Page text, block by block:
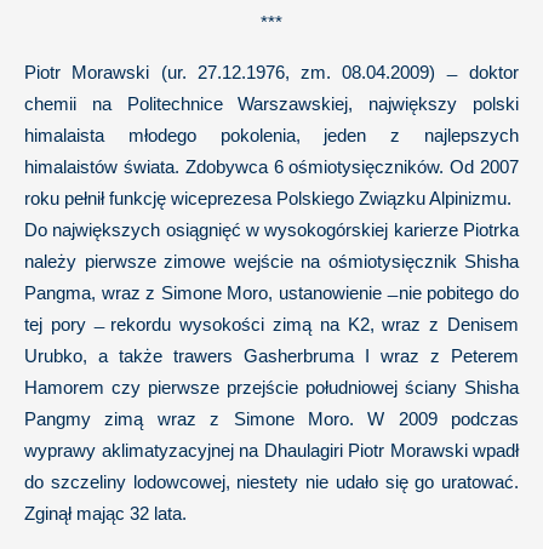
***
Piotr Morawski (ur. 27.12.1976, zm. 08.04.2009) ̶ doktor
chemii na Politechnice Warszawskiej, największy polski
himalaista młodego pokolenia, jeden z najlepszych
himalaistów świata. Zdobywca 6 ośmiotysięczników. Od 2007
roku pełnił funkcję wiceprezesa Polskiego Związku Alpinizmu.
Do największych osiągnięć w wysokogórskiej karierze Piotrka
należy pierwsze zimowe wejście na ośmiotysięcznik Shisha
Pangma, wraz z Simone Moro, ustanowienie ̶ nie pobitego do
tej pory ̶ rekordu wysokości zimą na K2, wraz z Denisem
Urubko, a także trawers Gasherbruma I wraz z Peterem
Hamorem czy pierwsze przejście południowej ściany Shisha
Pangmy zimą wraz z Simone Moro. W 2009 podczas
wyprawy aklimatyzacyjnej na Dhaulagiri Piotr Morawski wpadł
do szczeliny lodowcowej, niestety nie udało się go uratować.
Zginął mając 32 lata.